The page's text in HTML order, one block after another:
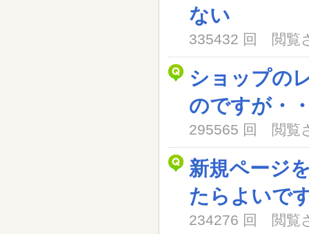
ない
335432 回 閲覧
ショップの
のですが・
295565 回 閲覧
新規ページ
たらよいで
234276 回 閲覧